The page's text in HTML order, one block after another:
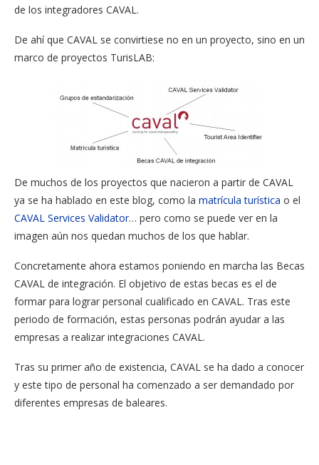
de los integradores CAVAL.
De ahí que CAVAL se convirtiese no en un proyecto, sino en un
marco de proyectos TurisLAB:
De muchos de los proyectos que nacieron a partir de CAVAL
ya se ha hablado en este blog, como la matrícula turística o el
CAVAL Services Validator… pero como se puede ver en la
imagen aún nos quedan muchos de los que hablar.
Concretamente ahora estamos poniendo en marcha las Becas
CAVAL de integración. El objetivo de estas becas es el de
formar para lograr personal cualificado en CAVAL. Tras este
periodo de formación, estas personas podrán ayudar a las
empresas a realizar integraciones CAVAL.
Tras su primer año de existencia, CAVAL se ha dado a conocer
y este tipo de personal ha comenzado a ser demandado por
diferentes empresas de baleares.